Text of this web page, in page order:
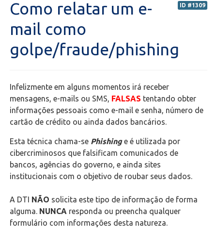
Financeiro
Wifi
Laboratórios
Suporte
Microsoft Outlook
Como limpar o cache do seu navegador
ID #1309
Como relatar um e-
mail como
golpe/fraude/phishing
Infelizmente em alguns momentos irá receber
mensagens, e-mails ou SMS, FALSAS tentando obter
informações pessoais como e-mail e senha, número de
cartão de crédito ou ainda dados bancários.
Esta técnica chama-se Phishinge é utilizada por
cibercriminosos que falsificam comunicados de
bancos, agências do governo, e ainda sites
institucionais com o objetivo de roubar seus dados.
A DTI NÃO solicita este tipo de informação de forma
alguma. NUNCA responda ou preencha qualquer
formulário com informações desta natureza.